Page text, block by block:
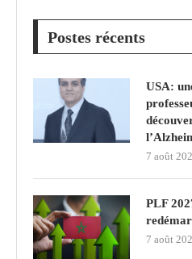
Postes récents
USA:
7 août
PLF
7 août